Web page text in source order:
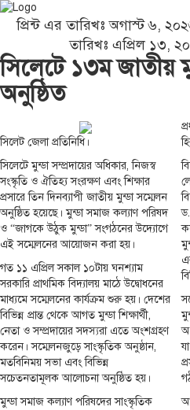
প্রিন্ট এর তারিখঃ অগাস্ট ৬,
তারিখঃ এপ্রিল ১৩,
সিলেটে ১৩ম জাতীয়
অনুষ্ঠিত
সিলেট জেলা প্রতিনিধি।
সিলেটে মুন্ডা সম্প্রদায়ের অধিকার, নিজস্ব
সংস্কৃতি ও ঐতিহ্য সংরক্ষণ এবং শিক্ষার
প্রসারে তিন দিনব্যাপী জাতীয় মুন্ডা সম্মেলন
অনুষ্ঠিত হয়েছে। মুন্ডা সমাজ কল্যাণ পরিষদ
ও “জাগকে উঠুক মুন্ডা” সংগঠনের উদ্যোগে
এই সম্মেলনের আয়োজন করা হয়।
গত ১১ এপ্রিল সকাল ১০টায় ঘনশ্যাম
সরকারি প্রাথমিক বিদ্যালয় মাঠে উদ্বোধনের
মাধ্যমে সম্মেলনের কার্যক্রম শুরু হয়। দেশের
বিভিন্ন প্রান্ত থেকে আগত মুন্ডা শিক্ষার্থী,
নেতা ও সম্প্রদায়ের সদস্যরা এতে অংশগ্রহণ
করেন। সম্মেলনজুড়ে সাংস্কৃতিক অনুষ্ঠান,
মতবিনিময় সভা এবং বিভিন্ন
সচেতনতামূলক আলোচনা অনুষ্ঠিত হয়।
মুন্ডা সমাজ কল্যাণ পরিষদের সাংস্কৃতিক